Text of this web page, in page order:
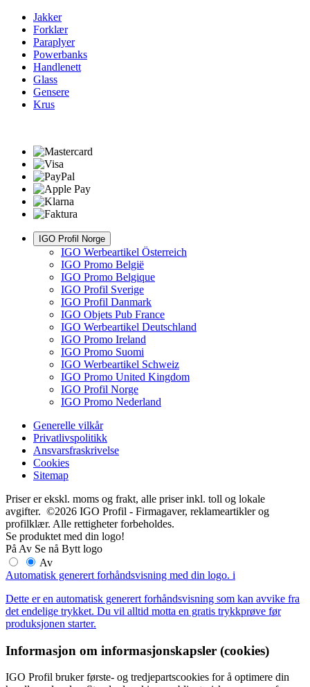
Jakker
Forklær
Paraplyer
Powerbanks
Handlenett
Glass
Gensere
Krus
IGO Profil Norge
IGO Werbeartikel Österreich
IGO Promo België
IGO Promo Belgique
IGO Profil Sverige
IGO Profil Danmark
IGO Objets Pub France
IGO Werbeartikel Deutschland
IGO Promo Ireland
IGO Promo Suomi
IGO Werbeartikel Schweiz
IGO Promo United Kingdom
IGO Profil Norge
IGO Promo Nederland
Generelle vilkår
Privatlivspolitikk
Ansvarsfraskrivelse
Cookies
Sitemap
Priser er ekskl. moms og frakt, alle priser inkl. toll og lokale
avgifter. ©2026 IGO Profil - Firmagaver, reklameartikler og
profilklær. Alle rettigheter forbeholdes.
Se produktet med din logo!
På Av Se nå Bytt logo
Av
Automatisk generert forhåndsvisning med din logo. i
Dette er en automatisk generert forhåndsvisning som kan avvike fra
det endelige trykket. Du vil alltid motta en gratis trykkprøve før
produksjonen starter.
Informasjon om informasjonskapsler (cookies)
IGO Profil bruker første- og tredjepartscookies for å optimere din